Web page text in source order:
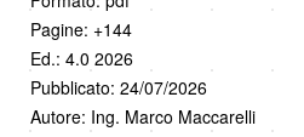
Pagine: +144
Ed.: 4.0 2026
Pubblicato: 24/07/2026
Autore: Ing. Marco Maccarelli